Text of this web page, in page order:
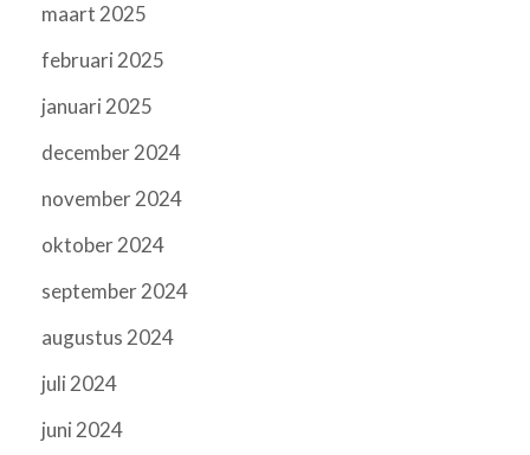
maart 2025
februari 2025
januari 2025
december 2024
november 2024
oktober 2024
september 2024
augustus 2024
juli 2024
juni 2024